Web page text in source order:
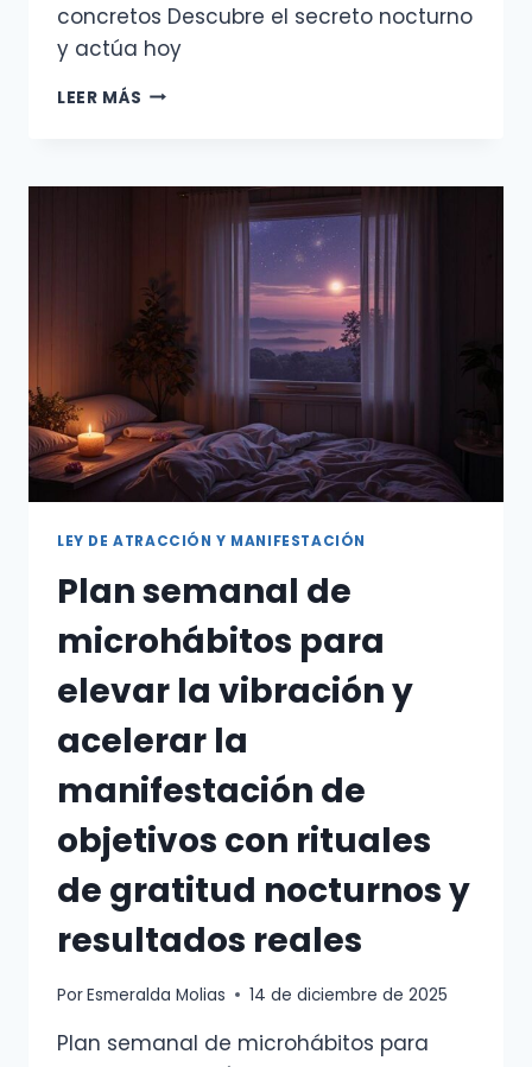
concretos Descubre el secreto nocturno
y actúa hoy
LEER MÁS MANIFESTACIÓN
NOCTURNOS
PASO
A
PASO
PARA
ATRAER
ABUNDANCIA
Y
LOGRAR
OBJETIVOS
HOY
LEY DE ATRACCIÓN Y MANIFESTACIÓN
Plan semanal de
microhábitos para
elevar la vibración y
acelerar la
manifestación de
objetivos con rituales
de gratitud nocturnos y
resultados reales
PorEsmeralda Molias 14 de diciembre de 2025
Plan semanal de microhábitos para